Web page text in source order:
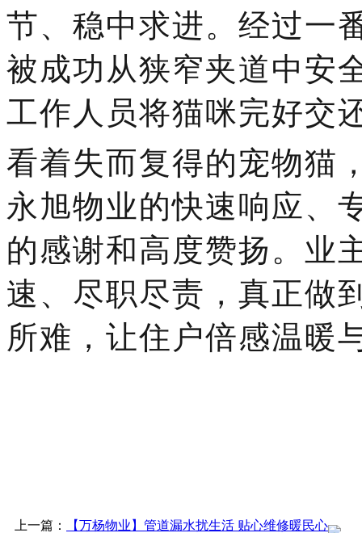
节、稳中求进。经过一
被成功从狭窄夹道中安
工作人员将猫咪完好交
看着失而复得的宠物猫
永旭物业的快速响应、
的感谢和高度赞扬。业
速、尽职尽责，真正做
所难，让住户倍感温暖
上一篇： 【万杨物业】管道漏水扰生活 贴心维修暖民心